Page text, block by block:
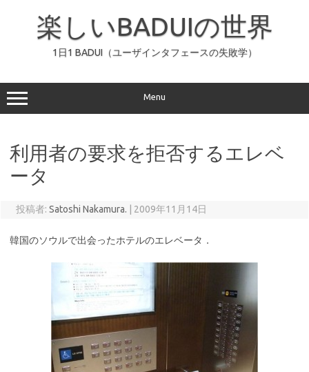
ッ
プ
楽しいBADUIの世界
1日1 BADUI（ユーザインタフェースの失敗学）
Menu
利用者の要求を拒否するエレベ
ータ
投稿者: Satoshi Nakamura. 2009年11月14日
韓国のソウルで出会ったホテルのエレベータ．